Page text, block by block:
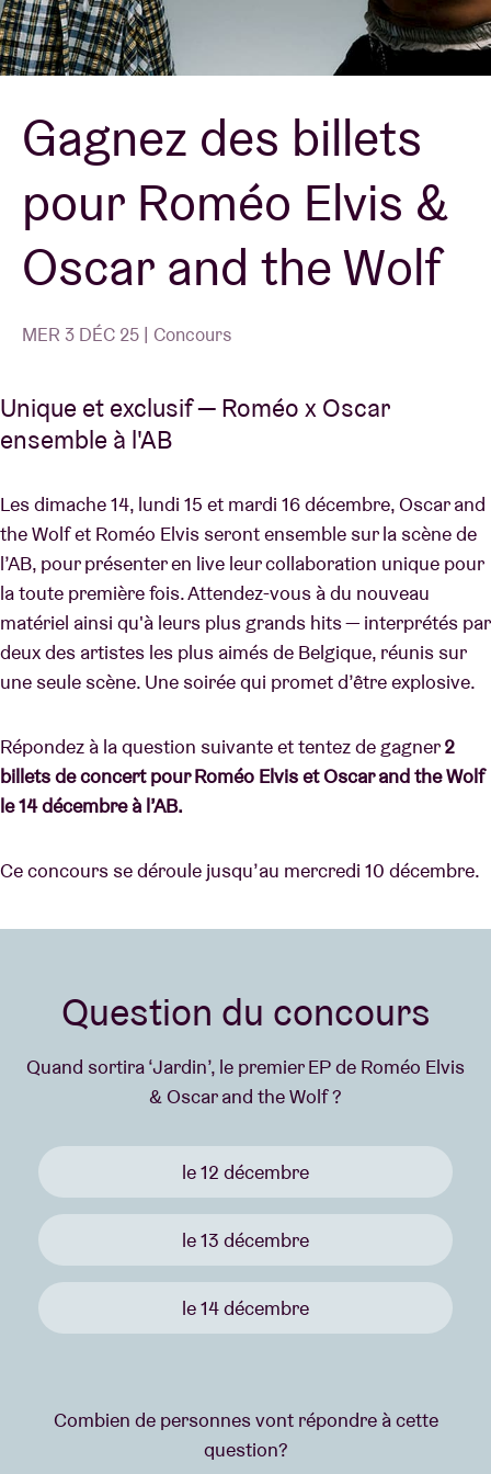
Location de salles
BRDCST
ABtv
Chèque-concert
À propos de l'AB
Contact
Gagnez des billets
pour Roméo Elvis &
Oscar and the Wolf
MER 3 DÉC 25 | Concours
Unique et exclusif — Roméo x Oscar
ensemble à l'AB
Les dimache 14, lundi 15 et mardi 16 décembre, Oscar and
the Wolf et Roméo Elvis seront ensemble sur la scène de
l’AB, pour présenter en live leur collaboration unique pour
la toute première fois. Attendez-vous à du nouveau
matériel ainsi qu'à leurs plus grands hits — interprétés par
deux des artistes les plus aimés de Belgique, réunis sur
une seule scène. Une soirée qui promet d’être explosive.
Répondez à la question suivante et tentez de gagner2
billets de concert pour Roméo Elvis et Oscar and the Wolf
le 14 décembre à l’AB.
Ce concours se déroule jusqu’au mercredi 10 décembre.
Question du concours
Quand sortira ‘Jardin’, le premier EP de Roméo Elvis
& Oscar and the Wolf ?
le 12 décembre
le 13 décembre
le 14 décembre
Combien de personnes vont répondre à cette
question?